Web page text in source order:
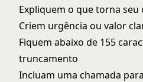
Expliquem o que torna
Criem urgência ou valor
Fiquem abaixo de 155
truncamento
Incluam uma chamada